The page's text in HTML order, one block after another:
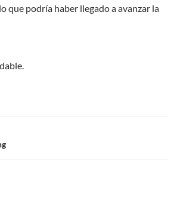
que podría haber llegado a avanzar la